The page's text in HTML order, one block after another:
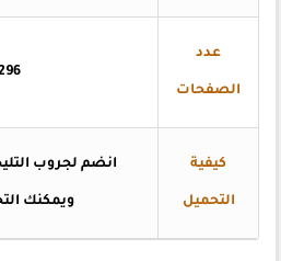
عدد
الصفحات
296 صفحة
كيفية
التحميل
انضم لجروب
ويمكنك